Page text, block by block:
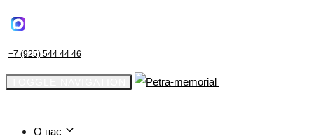
+7 (925) 544 44 46
О нас